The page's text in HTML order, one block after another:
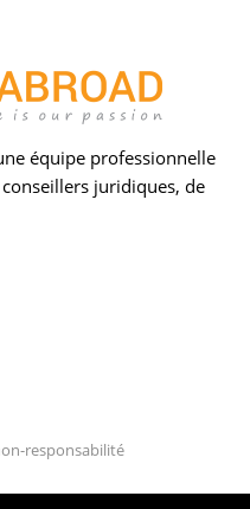
équipe professionnelle
juridiques, de
responsabilité